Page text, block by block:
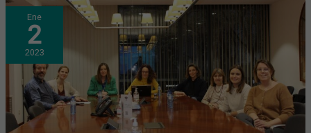
Ene
2
2023
SE
PRESENTAN
LOS
RESULTADOS
FINALES
DE
LA
BECA
OTORGADA
POR
EL
COFB
EN
LA